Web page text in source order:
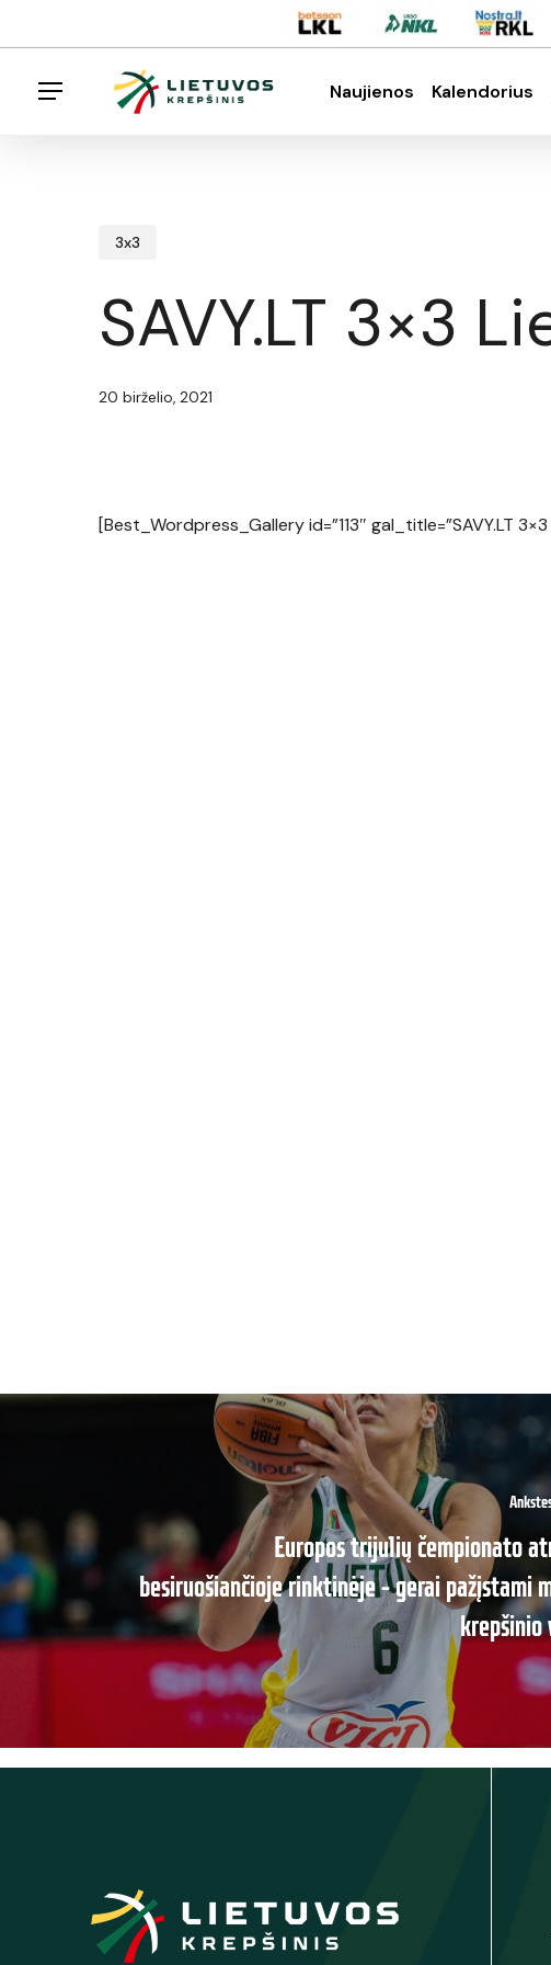
to
Menu
Naujienos Kalendorius
3x3
SAVY.LT 3×3
20 birželio, 2021
[Best_Wordpress_Gallery id=”113″ gal_title=”SAVY.LT
Europos trijulių čempionato
besiruošiančioje rinktinėje – gerai pažįstami
krepšinio